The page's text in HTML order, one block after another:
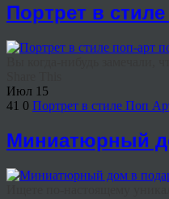
Портрет в
Июл 15
41 0 Портрет в стиле Поп
Миниатюрный